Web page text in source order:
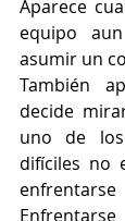
Aparece
equipo
asumir un
También
decide
uno de
difíciles no